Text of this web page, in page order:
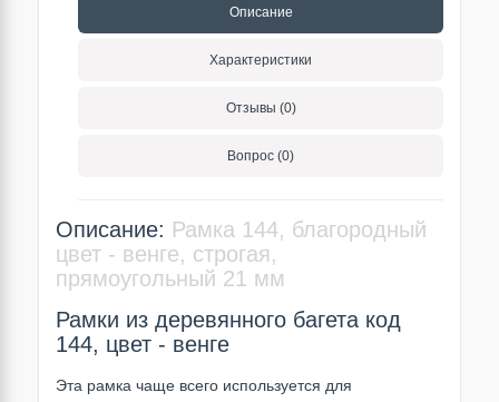
Описание
Характеристики
Отзывы (0)
Вопрос (0)
Описание: Рамка 144, благородный
цвет - венге, строгая,
прямоугольный 21 мм
Рамки из деревянного багета код
144, цвет - венге
Эта рамка чаще всего используется для